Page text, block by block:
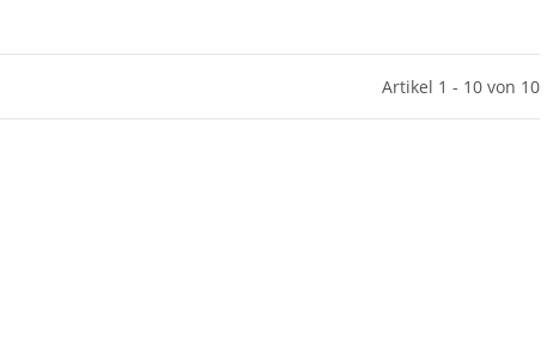
Artikel 1 - 10 von 10